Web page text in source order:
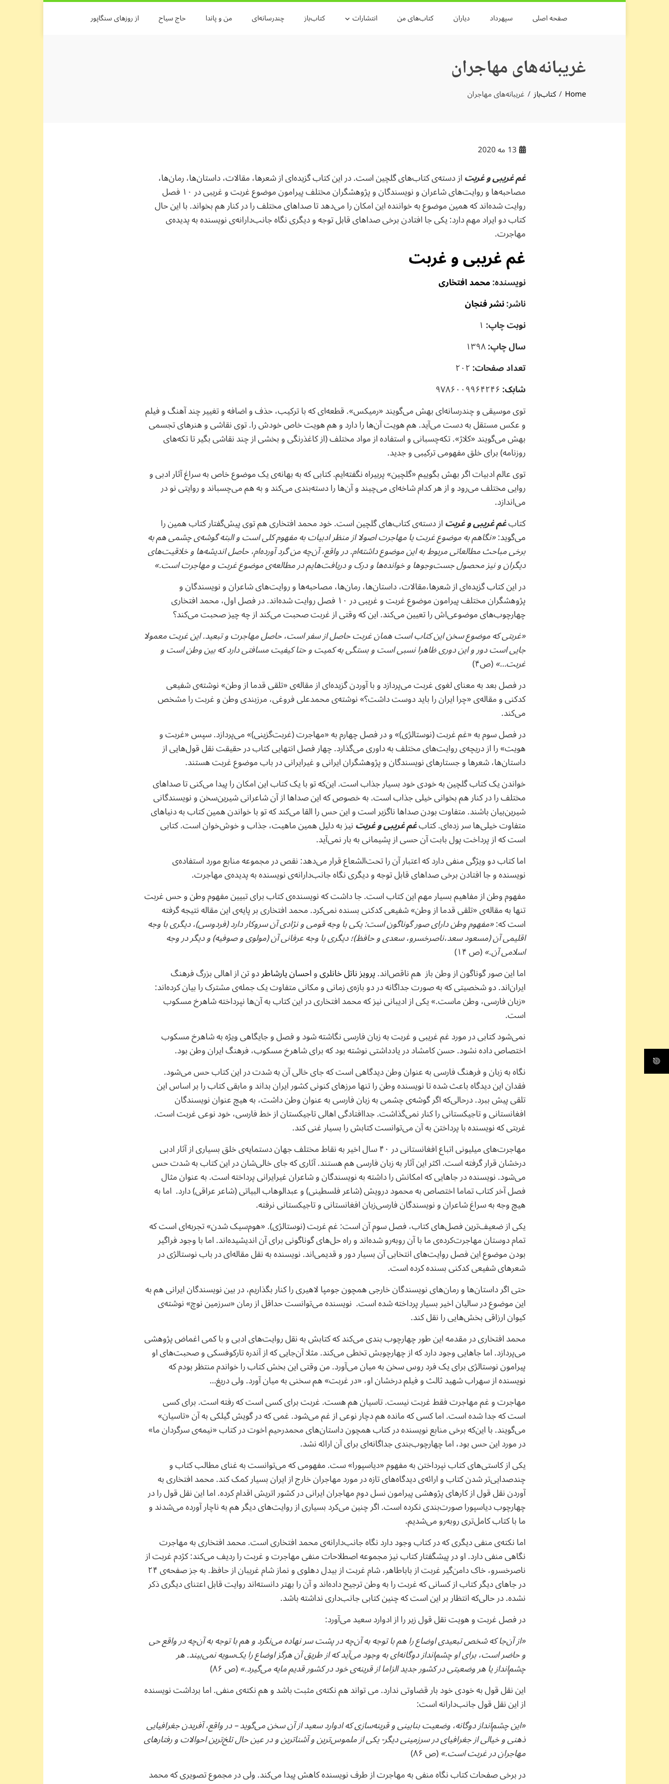
Skip
صفحه اصلی سپهرداد دیاران کتاب‌های من انتشارات کتاب‌باز چندرسانه‌ای من و پاندا حاج سیاح از روزهای سنگاپور
غریبانه‌های مهاجران
Home کتاب‌باز غریبانه‌های مهاجران
13 مه 2020
غم غریبی و غربتاز دسته‌ی کتاب‌های گلچین است. در این کتاب گزیده‌ای از شعرها،‌ مقالات، داستان‌ها، رمان‌ها،
مصاحبه‌ها و روایت‌های شاعران و نویسندگان و پژوهشگران مختلف پیرامون موضوع غربت و غریبی در ۱۰ فصل
روایت شده‌اند که همین موضوع به خواننده این امکان را می‌دهد تا صداهای مختلف را در کنار هم بخواند. با این حال
کتاب دو ایراد مهم دارد: یکی جا افتادن برخی صداهای قابل توجه و دیگری نگاه جانب‌دارانه‌ی نویسنده‌ به پدیده‌ی
مهاجرت.
غم غریبی و غربت
نویسنده:محمد افتخاری
ناشر:نشر فنجان
نوبت چاپ: ۱
سال چاپ:۱۳۹۸
تعداد صفحات:۲۰۲
شابک:۹۷۸۶۰۰۹۹۶۴۲۴۶
توی موسیقی و چندرسانه‌ای بهش می‌گویند «رمیکس». قطعه‌ای که با ترکیب، حذف و اضافه و تغییر چند آهنگ و فیلم
و عکس مستقل به دست می‌آید. هم هویت آن‌ها را دارد و هم هویت خاص خودش را. توی نقاشی و هنرهای تجسمی
بهش می‌گویند «کلاژ». تکه‌چسبانی و استفاده از مواد مختلف (از کاغذرنگی و بخشی از چند نقاشی بگیر تا تکه‌های
روزنامه) برای خلق مفهومی ترکیبی و جدید.
توی عالم ادبیات اگر بهش بگوییم «گلچین» پربیراه نگفته‌ایم. کتابی که به بهانه‌ی یک موضوع خاص به سراغ آثار ادبی و
روایی مختلف می‌رود و از هر کدام شاخه‌ای می‌چیند و آن‌ها را دسته‌بندی می‌کند و به هم می‌چسباند و روایتی نو در
می‌اندازد.
کتابغم غریبی و غربتاز دسته‌ی کتاب‌های گلچین است. خود محمد افتخاری هم توی پیش‌گفتار کتاب همین را
می‌گوید:«نگاهم به موضوع غربت یا مهاجرت اصولا از منظر ادبیات به مفهوم کلی است و البته گوشه‌ی چشمی هم به
برخی مباحث مطالعاتی مربوط به این موضوع داشته‌ام. در واقع، آن‌چه من گرد آورده‌ام، حاصل اندیشه‌ها و خلاقیت‌های
دیگران و نیز محصول جست‌وجوها و خوانده‌ها و درک و دریافت‌هایم در مطالعه‌ی موضوع غربت و مهاجرت است.»
در این کتاب گزیده‌ای از شعرها،‌مقالات، داستان‌ها، رمان‌ها، مصاحبه‌ها و روایت‌های شاعران و نویسندگان و
پژوهشگران مختلف پیرامون موضوع غربت و غریبی در ۱۰ فصل روایت شده‌اند. در فصل اول، محمد افتخاری
چهارچوب‌های موضوعی‌اش را تعیین می‌کند. این که وقتی از غربت صحبت می‌کند از چه چیز صحبت می‌کند؟
«غربتی که موضوع سخن این کتاب است همان غربت حاصل از سفر است، حاصل مهاجرت و تبعید. این غربت معمولا
جایی است دور و این دوری ظاهرا نسبی است و بستگی به کمیت و حتا کیفیت مسافتی دارد که بین وطن است و
غربت…»(ص۴)
در فصل بعد به معنای لغوی غربت می‌پردازد و با آوردن گزیده‌ای از مقاله‌ی «تلقی قدما از وطن» نوشته‌ی شفیعی
کدکنی و مقاله‌ی «چرا ایران را باید دوست داشت؟» نوشته‌ی محمدعلی فروغی، مرزبندی‌ وطن و غربت را مشخص
می‌کند.
در فصل سوم به «غم غربت (نوستالژی)» و در فصل چهارم به «مهاجرت (غربت‌گزینی)» می‌پردازد. سپس «غربت و
هویت» را از دریچه‌ی روایت‌های مختلف به داوری می‌گذارد. چهار فصل انتهایی کتاب در حقیقت نقل قول‌هایی از
داستان‌ها، شعرها و جستارهای نویسندگان و پژوهشگران ایرانی و غیرایرانی در باب موضوع غربت هستند.
خواندن یک کتاب گلچین به خودی خود بسیار جذاب است. این‌که تو با یک کتاب این امکان را پیدا می‌کنی تا صداهای
مختلف را در کنار هم بخوانی خیلی جذاب است. به خصوص که این صداها از آن شاعرانی شیرین‌سخن و نویسندگانی
شیرین‌بیان باشند. متفاوت بودن صداها ناگزیر است و این حس را القا می‌کند که تو با خواندن همین کتاب به دنیاهای
متفاوت خیلی‌ها سر زده‌ای. کتابغم غریبی و غربتنیز به دلیل همین ماهیت، جذاب و خوش‌خوان است. کتابی
است که از پرداخت پول بابت آن حسی از پشیمانی به بار نمی‌آید.
اما کتاب دو ویژگی منفی دارد که اعتبار آن را تحت‌الشعاع قرار می‌دهد: نقص در مجموعه منابع مورد استفاده‌ی
نویسنده و جا افتادن برخی صداهای قابل توجه و دیگری نگاه جانب‌دارانه‌ی نویسنده‌ به پدیده‌ی مهاجرت.
مفهوم وطن از مفاهیم بسیار مهم این کتاب است. جا داشت که نویسنده‌ی کتاب برای تبیین مفهوم وطن و حس غربت
تنها به مقاله‌ی «تلقی قدما از وطن» شفیعی کدکنی بسنده نمی‌کرد. محمد افتخاری بر پایه‌ی این مقاله نتیجه‌ گرفته
است که:«مفهوم وطن دارای صور گوناگون است: یکی با وجه قومی و نژادی آن سروکار دارد (فردوسی)،‌ دیگری با وجه
اقلیمی آن (مسعود سعد،‌ناصرخسرو، سعدی و حافظ)؛ دیگری با وجه عرفانی آن (مولوی و صوفیه) و دیگر در وجه
اسلامی آن.»(ص ۱۴)
اما این صور گوناگون از وطن باز هم ناقص‌اند.پرویز ناتل خانلریواحسان یارشاطردو تن از اهالی بزرگ فرهنگ
ایران‌اند. دو شخصیتی که به صورت جداگانه در دو بازه‌ی زمانی و مکانی متفاوت یک جمله‌ی مشترک را بیان کرده‌اند:
«زبان فارسی، وطن ماست.» یکی از ادیبانی نیز که محمد افتخاری در این کتاب به آن‌ها نپرداخته شاهرخ مسکوب
است.
نمی‌شود کتابی در مورد غم غریبی و غربت به زبان فارسی نگاشته شود و فصل و جایگاهی ویژه به شاهرخ مسکوب
اختصاص داده نشود. حسن کامشاد در یادداشتی نوشته بود که برای شاهرخ مسکوب، فرهنگ ایران وطن بود.
نگاه به زبان و فرهنگ فارسی به عنوان وطن دیدگاهی است که جای خالی آن به شدت در این کتاب حس می‌شود.
فقدان این دیدگاه باعث شده تا نویسنده وطن را تنها مرزهای کنونی کشور ایران بداند و مابقی کتاب را بر اساس این
تلقی پیش ببرد. درحالی‌که اگر گوشه‌ی چشمی به زبان فارسی به عنوان وطن داشت، به هیچ عنوان نویسندگان
افغانستانی و تاجیکستانی را کنار نمی‌گذاشت. جداافتادگی اهالی تاجیکستان از خط فارسی، خود نوعی غربت است.
غربتی که نویسنده با پرداختن به آن می‌توانست کتابش را بسیار غنی کند.
مهاجرت‌های میلیونی اتباع افغانستانی در ۴۰ سال اخیر به نقاط مختلف جهان دستمایه‌ی خلق بسیاری از آثار ادبی
درخشان قرار گرفته است. اکثر این آثار به زبان فارسی هم هستند. آثاری که جای خالی‌شان در این کتاب به شدت حس
می‌شود. نویسنده در جاهایی که امکانش را داشته به نویسندگان و شاعران غیرایرانی پرداخته است. به عنوان مثال
فصل آخر کتاب تماما اختصاص به محمود درویش (شاعر فلسطینی) و عبدالوهاب‌ البیاتی (شاعر عراقی) دارد. اما به
هیچ وجه به سراغ شاعران و نویسندگان فارسی‌‌زبان افغانستانی و تاجیکستانی نرفته.
یکی از ضعیف‌ترین فصل‌های کتاب، فصل سوم آن است: غم غربت (نوستالژی). «هوم‌سیک شدن» تجربه‌ای است که
تمام دوستان مهاجرت‌کرده‌ی ما با آن روبه‌رو شده‌اند و راه ‌حل‌های گوناگونی برای آن اندیشیده‌اند. اما با وجود فراگیر
بودن موضوع این فصل روایت‌های انتخابی آن بسیار دور و قدیمی‌اند. نویسنده به نقل مقاله‌ای در باب نوستالژی در
شعرهای شفیعی کدکنی بسنده کرده است.
حتی اگر داستان‌ها و رمان‌های نویسندگان خارجی همچون جومپا لاهیری را کنار بگذاریم، در بین نویسندگان ایرانی هم به
این موضوع در سالیان اخیر بسیار پرداخته شده است. نویسنده می‌توانست حداقل از رمان «سرزمین نوچ» نوشته‌ی
کیوان ارزاقی بخش‌هایی را نقل کند.
محمد افتخاری در مقدمه این طور چهارچوب بندی می‌کند که کتابش به نقل روایت‌های ادبی و با کمی اغماض پژوهشی
می‌پردازد. اما جاهایی وجود دارد که از چهارچوبش تخطی می‌کند. مثلا آن‌جایی که از آندره تارکوفسکی و صحبت‌های او
پیرامون نوستالژی برای یک فرد روس سخن به میان می‌آورد. من وقتی این بخش کتاب را خواندم منتظر بودم که
نویسنده از سهراب شهید ثالث و فیلم درخشان او، «در غربت» هم سخنی به میان آورد. ولی دریغ…
مهاجرت و غم مهاجرت فقط غربت نیست. تاسیان هم هست. غربت برای کسی است که رفته است. برای کسی
است که جدا شده است. اما کسی که مانده هم دچار نوعی از غم می‌شود. غمی که در گویش گیلکی به آن «تاسیان»
می‌گویند. با این‌که برخی منابع نویسنده در کتاب همچون داستان‌های محمدرحیم اخوت در کتاب «نیمه‌ی سرگردان ما»
در مورد این حس بود، اما چهارچوب‌بندی جداگانه‌ای برای آن ارائه نشد.
یکی از کاستی‌های کتاب نپرداختن به مفهوم «دیاسپورا» ست. مفهومی که می‌توانست به غنای مطالب کتاب و
چندصدایی‌تر شدن کتاب و ارائه‌ی دیدگاه‌های تازه در مورد مهاجران خارج از ایران بسیار کمک کند. محمد افتخاری به
آوردن نقل قول از کارهای پژوهشی پیرامون نسل دوم مهاجران ایرانی در کشور اتریش اقدام کرده. اما این نقل قول را در
چهارچوب دیاسپورا صورت‌بندی نکرده است. اگر چنین می‌کرد بسیاری از روایت‌های دیگر هم به ناچار آورده می‌شدند و
ما با کتاب کامل‌تری روبه‌رو می‌شدیم.
اما نکته‌ی منفی دیگری که در کتاب وجود دارد نگاه جانب‌دارانه‌ی محمد افتخاری است. محمد افتخاری به مهاجرت
نگاهی منفی دارد. او در پیشگفتار کتاب نیز مجموعه اصطلاحات منفی مهاجرت و غربت را ردیف می‌کند: کژدم غربت از
ناصرخسرو، خاک دامن‌گیر غربت از باباطاهر، شام غربت از بیدل دهلوی و نماز شام غریبان از حافظ. به جز صفحه‌ی ۲۴
در جاهای دیگر کتاب از کسانی که غربت را به وطن ترجیح داده‌اند و آن را بهتر دانسته‌اند روایت قابل اعتنای دیگری ذکر
نشده. در حالی‌که انتظار بر این است که چنین کتابی جانب‌داری نداشته باشد.
در فصل غربت و هویت نقل قول زیر را از ادوارد سعید می‌آورد:
«از آن‌جا که شخص تبعیدی اوضاع را هم با توجه به آن‌چه در پشت سر نهاده می‌نگرد و هم با توجه به آن‌چه در واقع حی
و حاضر است، برای او چشم‌انداز دوگانه‌ای به وجود می‌آید که از طریق آن هرگز اوضاع را یک‌سویه نمی‌بیند. هر
چشم‌انداز یا هر وضعیتی در کشور جدید الزاما از قرینه‌ی خود در کشور قدیم مایه می‌گیرد.»(ص ۸۶)
این نقل قول به خودی خود بار قضاوتی ندارد. می تواند هم نکته‌ی مثبت باشد و هم نکته‌ی منفی. اما برداشت نویسنده
از این نقل قول جانب‌دارانه است:
«این چشم‌انداز دوگانه، وضعیت بنابینی و قرینه‌سازی که ادوارد سعید از آن سخن می‌گوید–در واقع، آفریدن جغرافیایی
ذهنی و خیالی از جغرافیای در سرزمینی دیگر- یکی از ملموس‌ترین و آشناترین و در عین حال تلخ‌ترین احوالات و رفتارهای
مهاجران در غربت است.»(ص ۸۶)
در برخی صفحات کتاب نگاه منفی به مهاجرت از طرف نویسنده کاهش پیدا می‌کند. ولی در مجموع تصویری که محمد